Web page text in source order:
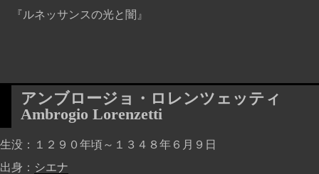
『ルネッサンスの光と闇』
アンブロージョ・ロレンツェッティ
Ambrogio Lorenzetti
生没
１２９０年頃～１３４８年６月９日
出身
シエナ